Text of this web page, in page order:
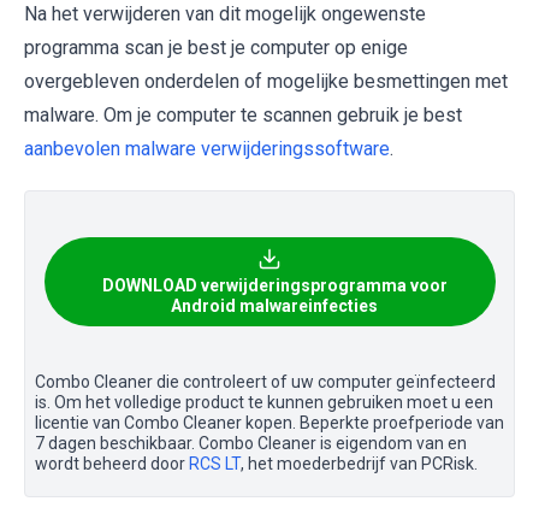
Na het verwijderen van dit mogelijk ongewenste
programma scan je best je computer op enige
overgebleven onderdelen of mogelijke besmettingen met
malware. Om je computer te scannen gebruik je best
aanbevolen malware verwijderingssoftware.
DOWNLOAD verwijderingsprogramma voor
Android malwareinfecties
Combo Cleaner die controleert of uw computer geïnfecteerd
is. Om het volledige product te kunnen gebruiken moet u een
licentie van Combo Cleaner kopen. Beperkte proefperiode van
7 dagen beschikbaar. Combo Cleaner is eigendom van en
wordt beheerd door RCS LT, het moederbedrijf van PCRisk.